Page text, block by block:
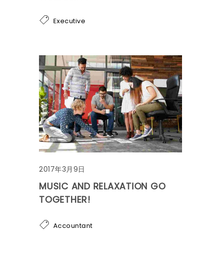
Executive
2017年3月9日
MUSIC AND RELAXATION GO
TOGETHER!
Accountant